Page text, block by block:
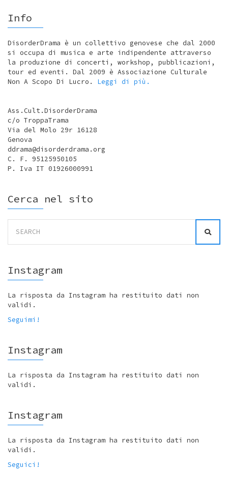
Info
DisorderDrama è un collettivo genovese che dal 2000
si occupa di musica e arte indipendente attraverso
la produzione di concerti, workshop, pubblicazioni,
tour ed eventi. Dal 2009 è Associazione Culturale
Non A Scopo Di Lucro. Leggi di più.
Ass.Cult.DisorderDrama
c/o TroppaTrama
Via del Molo 29r 16128
Genova
ddrama@disorderdrama.org
C. F. 95125950105
P. Iva IT 01926000991
Cerca nel sito
for:
Instagram
La risposta da Instagram ha restituito dati non
validi.
Seguimi!
Instagram
La risposta da Instagram ha restituito dati non
validi.
Instagram
La risposta da Instagram ha restituito dati non
validi.
Seguici!